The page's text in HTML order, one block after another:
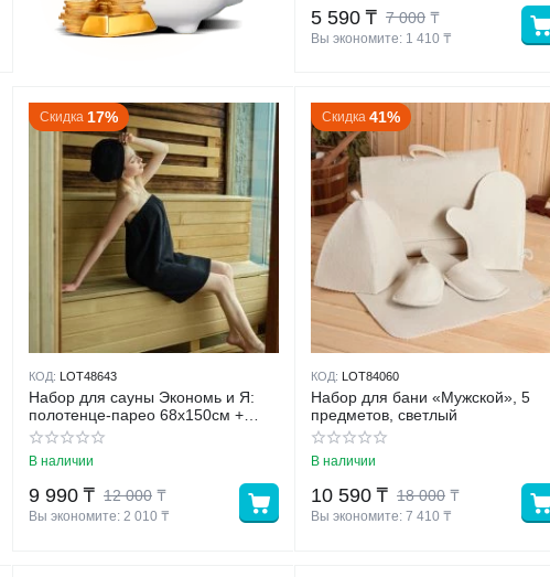
7 000 ₸
5 590 ₸
Вы экономите: 1 410 ₸
Скидка 17%
КОД: LOT48643
Набор для сауны Экономь и Я:
полотенце-парео 68x150см +
чалма, черный,100% хл, 320 г/м2
В наличии
12 000 ₸
9 990 ₸
Вы экономите: 2 010 ₸
Скидка 41%
КОД: LOT84060
Набор для бани «Мужской», 5
предметов, светлый
В наличии
18 000 ₸
10 590 ₸
Вы экономите: 7 410 ₸